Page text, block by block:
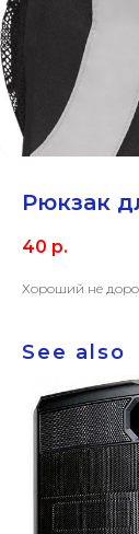
Рюкзак
40 р.
Хороший не
See also